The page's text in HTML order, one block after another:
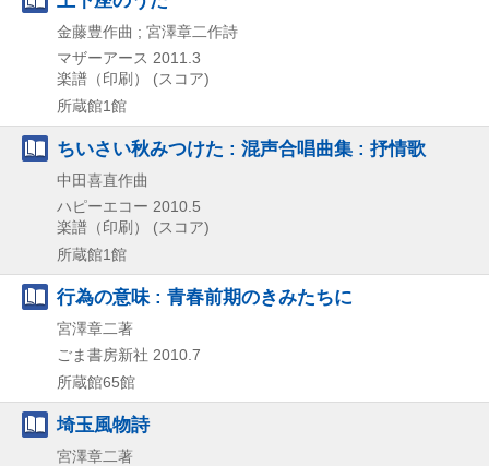
金藤豊作曲 ; 宮澤章二作詩
マザーアース 2011.3
楽譜（印刷） (スコア)
所蔵館1館
ちいさい秋みつけた : 混声合唱曲集 : 抒情歌
中田喜直作曲
ハピーエコー 2010.5
楽譜（印刷） (スコア)
所蔵館1館
行為の意味 : 青春前期のきみたちに
宮澤章二著
ごま書房新社 2010.7
所蔵館65館
埼玉風物詩
宮澤章二著